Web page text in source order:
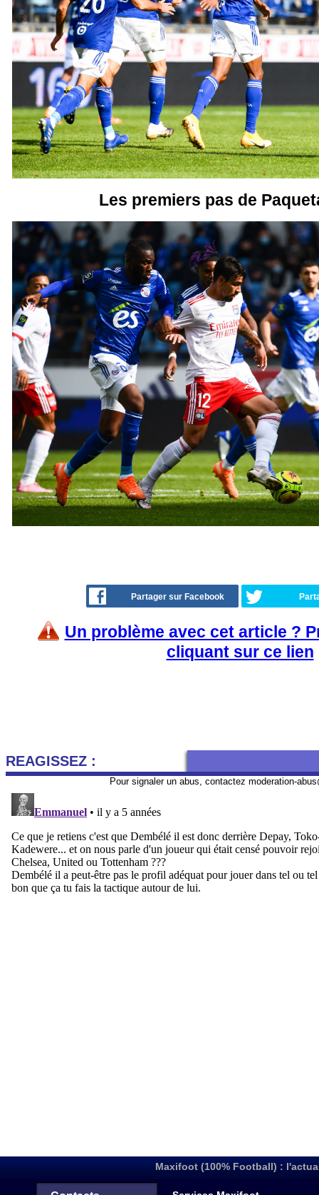
Les premiers pas de
Partager sur Facebook
Un problème avec cet article ?
cliquant sur ce lien
REAGISSEZ :
Pour signaler un abus, contactez moderation-
Maxifoot (100% Football) :